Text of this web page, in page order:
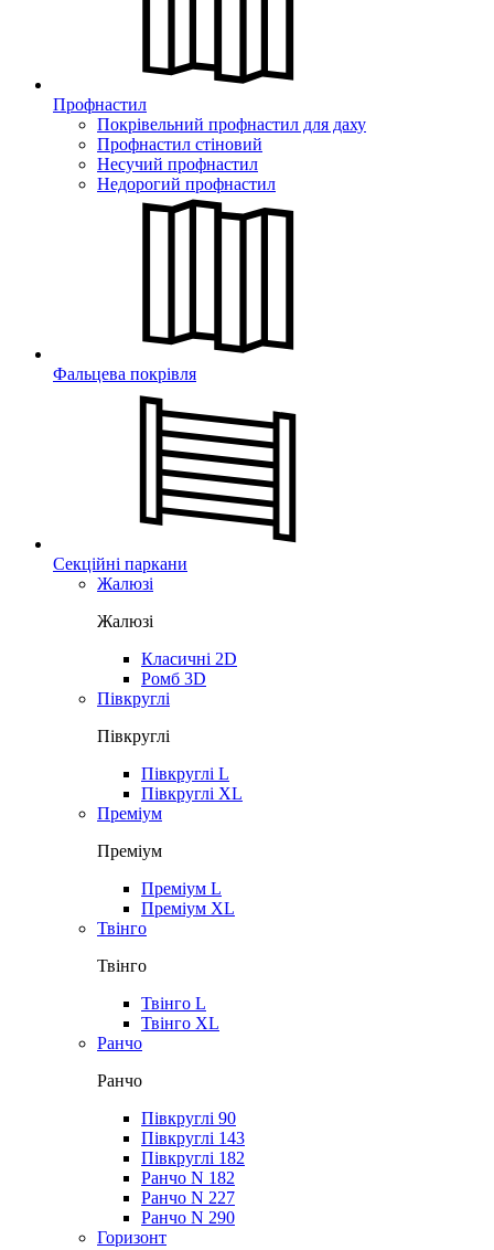
Профнастил
Покрівельний профнастил для даху
Профнастил стіновий
Несучий профнастил
Недорогий профнастил
Фальцева покрівля
Секційні паркани
Жалюзі
Жалюзі
Класичні 2D
Ромб 3D
Півкруглі
Півкруглі
Півкруглі L
Півкруглі XL
Преміум
Преміум
Преміум L
Преміум XL
Твінго
Твінго
Твінго L
Твінго XL
Ранчо
Ранчо
Півкруглі 90
Півкруглі 143
Півкруглі 182
Ранчо N 182
Ранчо N 227
Ранчо N 290
Горизонт